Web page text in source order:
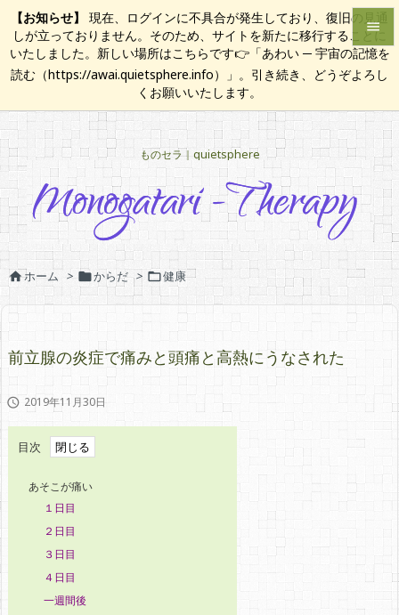
【お知らせ】
現在、ログインに不具合が発生しており、復旧の見通
しが立っておりません。そのため、サイトを新たに移行することに
いたしました。新しい場所はこちらです👉「あわい ─ 宇宙の記憶を
読む（https://awai.quietsphere.info）」。引き続き、どうぞよろし
くお願いいたします。
ものセラ｜quietsphere


メニュ

サイド


次へ

検索
ホーム > からだ > 健康
前立腺の炎症で痛みと頭痛と高熱にうなされた
 2019年11月30日
目次
あそこが痛い
１日目
２日目
３日目
４日目
一週間後